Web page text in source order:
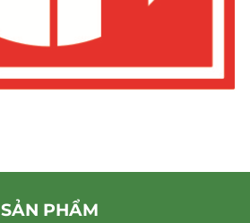
SẢN PHẨM